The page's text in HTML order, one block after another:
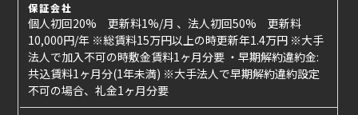
保証会社
個人初回20% 更新料1%/月 、法人初回50% 更新料
10,000円/年 ※総賃料15万円以上の時更新年1.4万円 ※大手
法人で加入不可の時敷金賃料1ヶ月分要 ・早期解約違約金:
共込賃料1ヶ月分(1年未満) ※大手法人で早期解約違約設定
不可の場合、礼金1ヶ月分要